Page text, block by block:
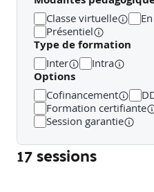
infrastructure
Travaux pratiques
Utilisation d'AWS
et gérer une infrastructure
Déploiement d'une
l'aide d'AWS CodeDeploy
CodePipeline
Déploiement d'une
Classe virtuelle
Présentiel
Type de formation
Inter Intra
Options
Cofinancement
Formation certifiante
Session garantie
17 sessions